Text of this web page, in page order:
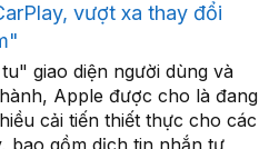
vượt xa thay đổi
giao diện người dùng và
Apple được cho là đang
cải tiến thiết thực cho các